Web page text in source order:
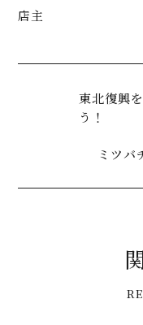
店主
東北復興
う！
ミツバ
RE